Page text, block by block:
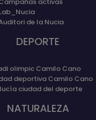
de la Nucia
DEPORTE
olimpic Camilo Cano
deportiva Camilo Cano
ciudad del deporte
NATURALEZA